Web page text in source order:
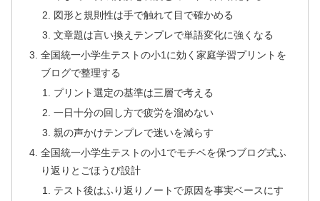
図形と規則性は手で触れて目で確かめる
文章題は言い換えテンプレで単語変化に強くなる
全国統一小学生テストの小1に効く家庭学習プリントを
ブログで整理する
プリント選定の基準は三層で考える
一日十分の回し方で疲労を溜めない
親の声かけテンプレで迷いを減らす
全国統一小学生テストの小1でモチベを保つブログ式ふ
り返りとごほうび設計
テスト後はふり返りノートで原因を事実ベースにす